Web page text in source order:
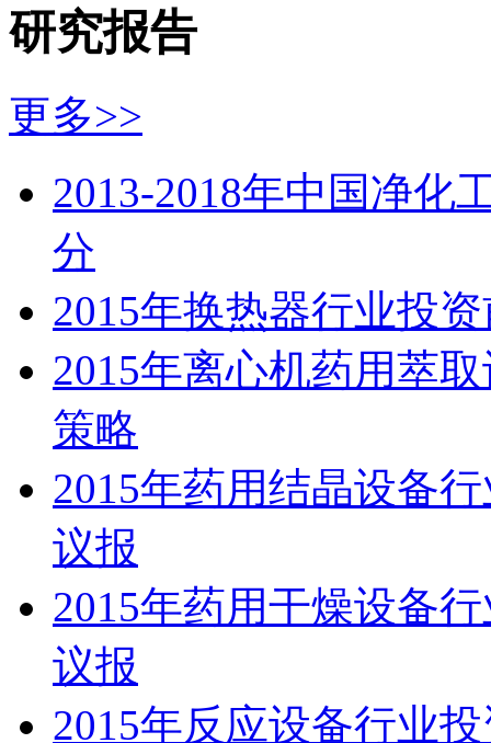
研究报告
更多>>
2013-2018年中国净化
分
2015年换热器行业投
2015年离心机药用萃
策略
2015年药用结晶设备
议报
2015年药用干燥设备
议报
2015年反应设备行业